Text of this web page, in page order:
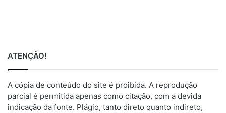
ATENÇÃO!
A cópia de conteúdo do site é proibida. A reprodução
parcial é permitida apenas como citação, com a devida
indicação da fonte. Plágio, tanto direto quanto indireto,